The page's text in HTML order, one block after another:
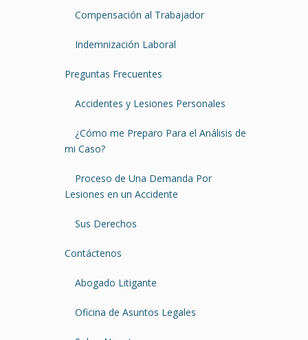
Compensación al Trabajador
Indemnización Laboral
Preguntas Frecuentes
Accidentes y Lesiones Personales
¿Cómo me Preparo Para el Análisis de
mi Caso?
Proceso de Una Demanda Por
Lesiones en un Accidente
Sus Derechos
Contáctenos
Abogado Litigante
Oficina de Asuntos Legales